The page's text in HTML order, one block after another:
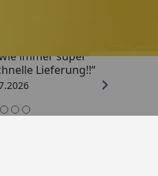
immer super
Lieferung!!“